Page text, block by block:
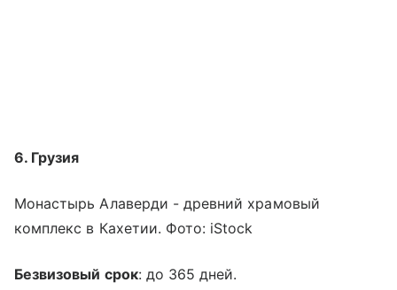
6. Грузия
Монастырь Алаверди - древний храмовый
комплекс в Кахетии. Фото: iStock
Безвизовый срок: до 365 дней.